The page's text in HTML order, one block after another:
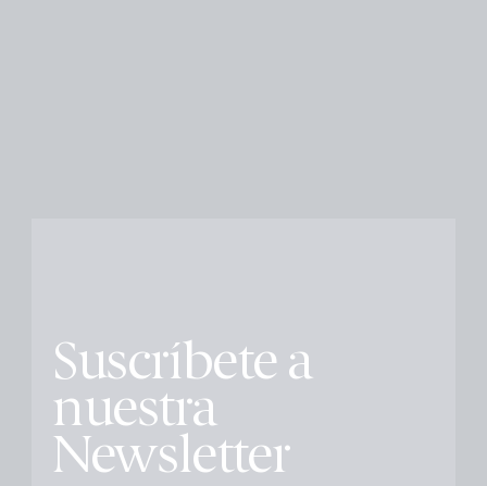
Suscríbete a
nuestra
Newsletter